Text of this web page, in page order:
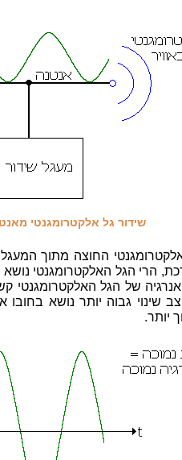
שידור גל אלקטרומגנטי
החוצה מתוך
הרי הגל האלקטרומגנטי נושא
של הגל האלקטרומגנטי
שינוי גבוה יותר נושא בחובו
יותר.